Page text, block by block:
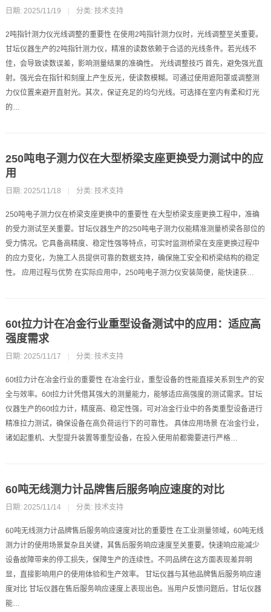
日期: 2025/11/19 | 分类: 技术支持
2吨指针测力仪光线调整的重要性 在使用2吨指针测力仪时，光线调整至关重要。
甘坛仪器生产的2吨指针测力仪，精准的读数依赖于合适的光线条件。若光线不
佳，会导致读数误差，影响测量结果的准确性。 光线调整技巧 首先，避免强光直
射。强光会在指针和刻度上产生反光，使读数模糊。可通过使用遮阳罩或调整测
力仪位置来避开直射光。其次，保证充足的均匀光线。可选择在室内有柔和灯光
的…
250吨电子测力仪在大型桥梁支座更换受力测试中的应
用
日期: 2025/11/18 | 分类: 技术支持
250吨电子测力仪在桥梁支座更换中的重要性 在大型桥梁支座更换工程中，准确
的受力测试至关重要。甘坛仪器生产的250吨电子测力仪能精准测量桥梁各部位的
受力情况。它具备高精度、稳定性强等特点，可实时监测桥梁在支座更换过程中
的应力变化，为施工人员提供可靠的数据支持，确保施工安全和桥梁结构的稳定
性。 应用过程与优势 在实际应用中，250吨电子测力仪安装简便，能快速获…
60t拉力计在冶金行业重型设备测试中的应用：适应高
强度需求​
日期: 2025/11/17 | 分类: 技术支持
60t拉力计在冶金行业的重要性 在冶金行业，重型设备的性能直接关系到生产的安
全与效率。60t拉力计凭借其强大的测量能力，能够适应高强度的测试需求。甘坛
仪器生产的60t拉力计，精度高、稳定性强，可对冶金行业中的各类重型设备进行
精准拉力测试，确保设备在高负荷运行下的可靠性。 具体应用场景 在冶金行业，
诸如起重机、大型提升装置等重型设备，在投入使用前都需要进行严格…
60吨无线测力计品牌售后服务响应速度的对比
日期: 2025/11/14 | 分类: 技术支持
60吨无线测力计品牌售后服务响应速度对比的重要性 在工业测量领域，60吨无线
测力计的使用场景复杂且关键，其售后服务响应速度至关重要。快速响应能减少
设备故障带来的停工损失，保障生产的连续性。不同品牌在这方面表现差异明
显，直接影响用户的使用体验和生产效率。 甘坛仪器与其他品牌售后服务响应速
度对比 甘坛仪器在售后服务响应速度上表现出色。当用户反馈问题后，甘坛仪器
能…